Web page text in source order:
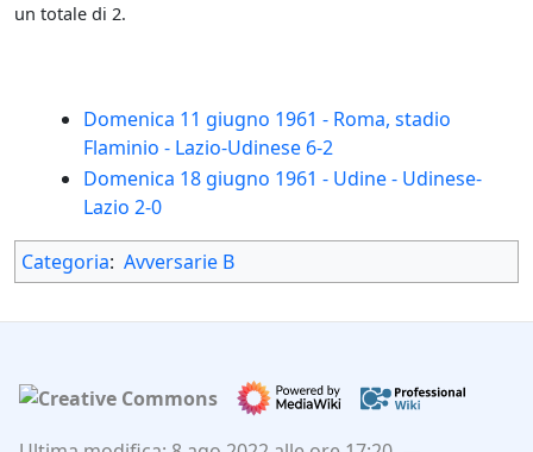
un totale di 2.
Domenica 11 giugno 1961 - Roma, stadio
Flaminio - Lazio-Udinese 6-2
Domenica 18 giugno 1961 - Udine - Udinese-
Lazio 2-0
Categoria: Avversarie B